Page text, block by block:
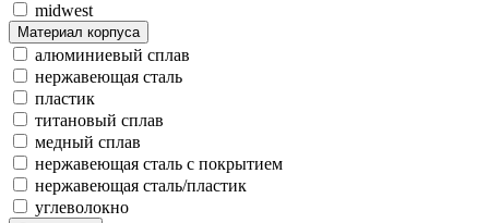
midwest
Материал корпуса
алюминиевый сплав
нержавеющая сталь
пластик
титановый сплав
медный сплав
нержавеющая сталь с покрытием
нержавеющая сталь/пластик
углеволокно